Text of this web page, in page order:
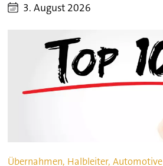
3. August 2026
Übernahmen, Halbleiter, Automotive